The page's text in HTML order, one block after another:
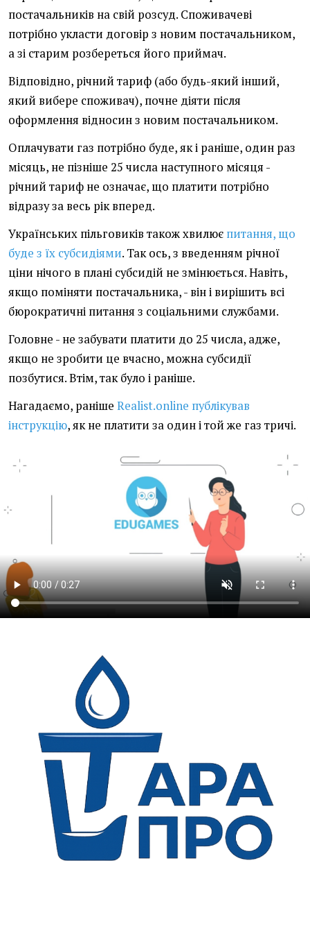
постачальників на свій розсуд. Споживачеві
потрібно укласти договір з новим постачальником,
а зі старим розбереться його приймач.
Відповідно, річний тариф (або будь-який інший,
який вибере споживач), почне діяти після
оформлення відносин з новим постачальником.
Оплачувати газ потрібно буде, як і раніше, один раз
місяць, не пізніше 25 числа наступного місяця -
річний тариф не означає, що платити потрібно
відразу за весь рік вперед.
Українських пільговиків також хвилює питання, що
буде з їх субсидіями. Так ось, з введенням річної
ціни нічого в плані субсидій не змінюється. Навіть,
якщо поміняти постачальника, - він і вирішить всі
бюрократичні питання з соціальними службами.
Головне - не забувати платити до 25 числа, адже,
якщо не зробити це вчасно, можна субсидії
позбутися. Втім, так було і раніше.
Нагадаємо, раніше Realist.online публікував
інструкцію, як не платити за один і той же газ тричі.